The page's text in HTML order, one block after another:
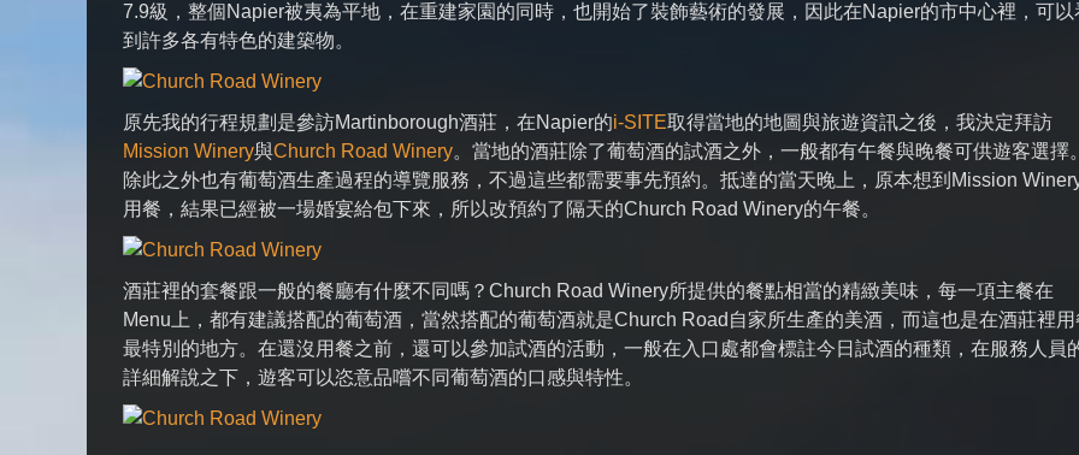
7.9級，整個Napier被夷為平地，在重建家園的同時，也開始了裝飾藝術的發展，因此在Napier的市中心裡，可以
到許多各有特色的建築物。
原先我的行程規劃是參訪Martinborough酒莊，在Napier的i-SITE取得當地的地圖與旅遊資訊之後，我決定拜訪
Mission Winery與Church Road Winery。當地的酒莊除了葡萄酒的試酒之外，一般都有午餐與晚餐可供遊客選擇
除此之外也有葡萄酒生產過程的導覽服務，不過這些都需要事先預約。抵達的當天晚上，原本想到Mission
用餐，結果已經被一場婚宴給包下來，所以改預約了隔天的Church Road Winery的午餐。
酒莊裡的套餐跟一般的餐廳有什麼不同嗎？Church Road Winery所提供的餐點相當的精緻美味，每一項主餐在
Menu上，都有建議搭配的葡萄酒，當然搭配的葡萄酒就是Church Road自家所生產的美酒，而這也是在酒莊裡用
最特別的地方。在還沒用餐之前，還可以參加試酒的活動，一般在入口處都會標註今日試酒的種類，在服務人員
詳細解說之下，遊客可以恣意品嚐不同葡萄酒的口感與特性。